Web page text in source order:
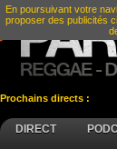
Prochains directs :
DIRECT
En poursuivant votre
proposer des publicités